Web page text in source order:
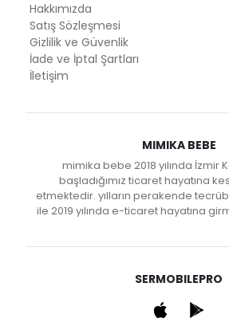
Hakkımızda
Satış Sözleşmesi
Gizlilik ve Güvenlik
İade ve İptal Şartları
İletişim
MIMIKA BEBE
mimika bebe 2018 yılında İzmir
başladığımız ticaret hayatına
etmektedir. yılların perakende
ile 2019 yılında e-ticaret hayatına
SERMOBILEPRO